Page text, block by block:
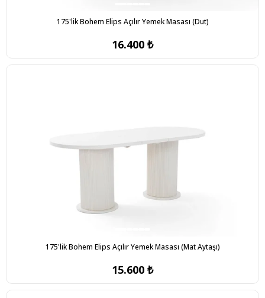
175'lik Bohem Elips Açılır Yemek Masası (Dut)
16.400 ₺
175'lik Bohem Elips Açılır Yemek Masası (Mat Aytaşı)
15.600 ₺